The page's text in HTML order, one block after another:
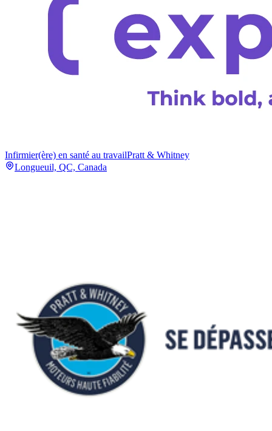
Infirmier(ère) en santé au travailPratt & Whitney
Longueuil, QC, Canada